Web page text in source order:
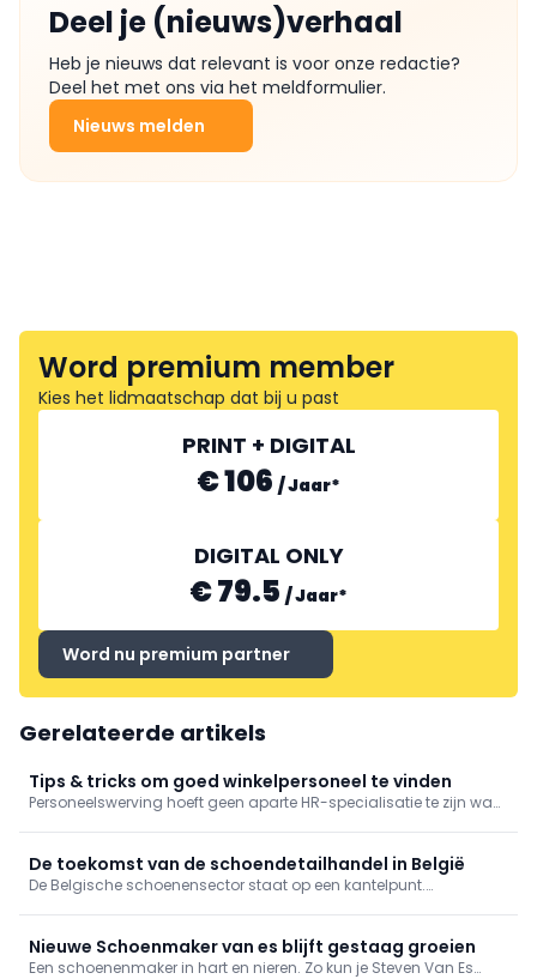
Deel je (nieuws)verhaal
Heb je nieuws dat relevant is voor onze redactie?
Deel het met ons via het meldformulier.
Nieuws melden
Word premium member
Kies het lidmaatschap dat bij u past
PRINT + DIGITAL
€ 106 /Jaar*
DIGITAL ONLY
€ 79.5 /Jaar*
Word nu premium partner
Gerelateerde artikels
Tips & tricks om goed winkelpersoneel te vinden
Personeelswerving hoeft geen aparte HR-specialisatie te zijn waar
de oplossing verrassend dicht bij de kern van retail zelf.
De toekomst van de schoendetailhandel in België
De Belgische schoenensector staat op een kantelpunt.
Vavedin, CEO van Ambiorix, volgt die evoluties al jaren vanop de
eerste rij. Hij deelt zijn visie op de toekomst van de
Nieuwe Schoenmaker van es blijft gestaag groeien
Een schoenenmaker in hart en nieren. Zo kun je Steven Van Es